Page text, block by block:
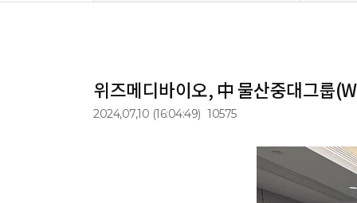
위즈메디바이오, 中 물산중대그룹
2024,07,10 (16:04:49) 10575